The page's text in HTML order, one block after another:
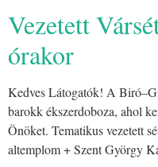
Vezetett
órakor
Kedves Látogatók! A
barokk ékszerdoboza, ahol
Önöket. Tematikus vezetett
altemplom + Szent György